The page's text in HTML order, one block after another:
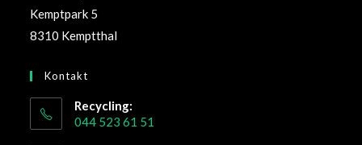
Kemptpark 5
8310 Kemptthal
Kontakt
Recycling:
044 523 61 51